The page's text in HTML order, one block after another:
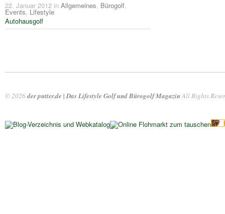
22. Januar 2012 in Allgemeines, Bürogolf,
Events, Lifestyle
Autohausgolf
© 2026der putter.de | Das Lifestyle Golf und Bürogolf Magazin All Rights